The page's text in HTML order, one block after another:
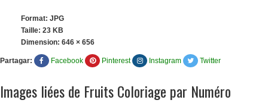
Format: JPG
Taille: 23 KB
Dimension: 646 × 656
Partagar: Facebook Pinterest Instagram Twitter
Images liées de Fruits Coloriage par Numéro